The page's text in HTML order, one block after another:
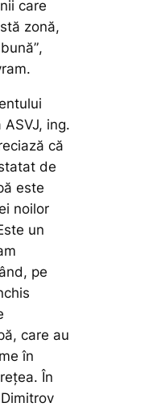
care
zonă,
,
ing.
că
de
este
noilor
un
pe
care au
în
În